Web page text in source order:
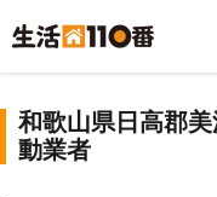
和歌山県日高郡
動業者